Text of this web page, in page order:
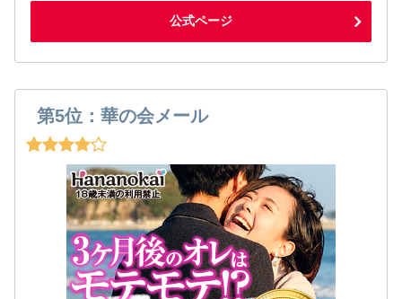
公式ページ
第5位：華の会メール